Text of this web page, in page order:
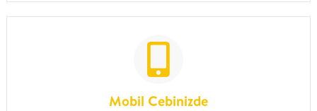
Mobil Cebinizde